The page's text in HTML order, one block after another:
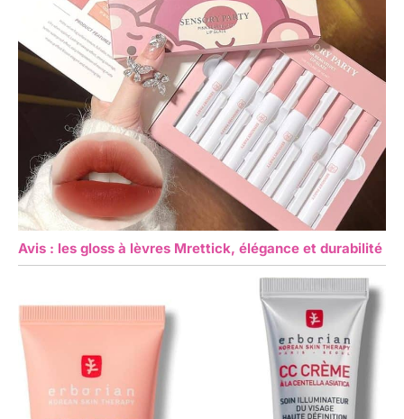
Avis : les gloss à lèvres Mrettick, élégance et durabilité